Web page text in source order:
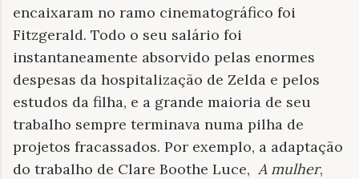
encaixaram no ramo cinematográfico foi
Fitzgerald. Todo o seu salário foi
instantaneamente absorvido pelas enormes
despesas da hospitalização de Zelda e pelos
estudos da filha, e a grande maioria de seu
trabalho sempre terminava numa pilha de
projetos fracassados. Por exemplo, a adaptação
do trabalho de Clare Boothe Luce, A mulher,